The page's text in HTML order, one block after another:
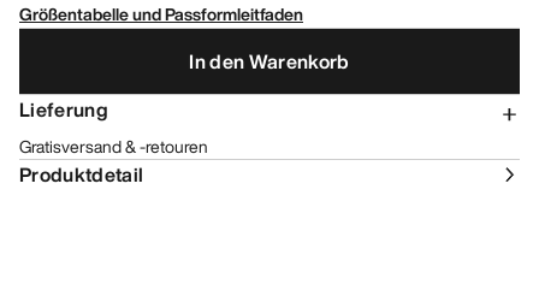
Größentabelle und Passformleitfaden
In den Warenkorb
Lieferung
Gratisversand & -retouren
Produktdetail